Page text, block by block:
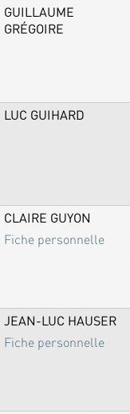
GUILLAUME
GRÉGOIRE
LUC GUIHARD
CLAIRE GUYON
Fiche personnelle
JEAN-LUC HAUSER
Fiche personnelle